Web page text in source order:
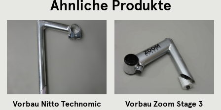
Ähnliche Produkte
Vorbau Nitto Technomic
Vorbau Zoom Stage 3